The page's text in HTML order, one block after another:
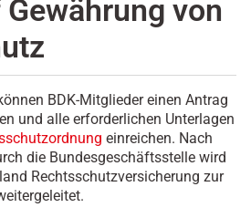
von
BDK-Mitglieder einen Antrag
und alle erforderlichen Unterlagen
einreichen. Nach
die Bundesgeschäftsstelle wird
Rechtsschutzversicherung zur